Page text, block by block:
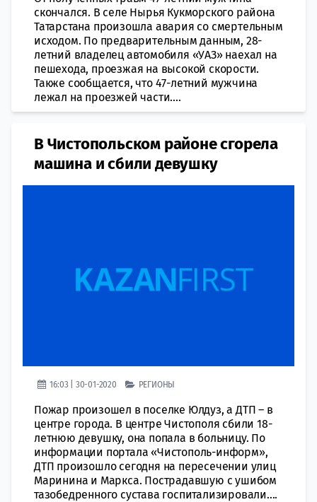
скончался. В селе Нырья Кукморского района
Татарстана произошла авария со смертельным
исходом. По предварительным данным, 28-
летний владелец автомобиля «УАЗ» наехал на
пешехода, проезжая на высокой скорости.
Также сообщается, что 47-летний мужчина
лежал на проезжей части....
В Чистопольском районе сгорела
машина и сбили девушку
16:03 | 30-01-2020 РЕГИОНЫ
Пожар произошел в поселке Юлдуз, а ДТП – в
центре города. В центре Чистополя сбили 18-
летнюю девушку, она попала в больницу. По
информации портала «Чистополь-информ»,
ДТП произошло сегодня на пересечении улиц
Маринина и Маркса. Пострадавшую с ушибом
тазобедренного сустава госпитализировали....